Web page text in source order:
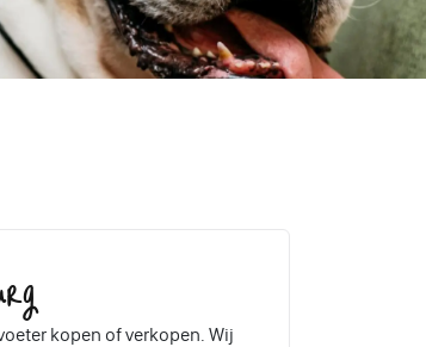
kopen of verkopen. Wij